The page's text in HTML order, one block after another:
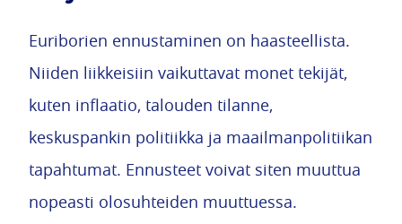
Euriborien ennustaminen on haasteellista.
Niiden liikkeisiin vaikuttavat monet tekijät,
kuten inflaatio, talouden tilanne,
keskuspankin politiikka ja maailmanpolitiikan
tapahtumat. Ennusteet voivat siten muuttua
nopeasti olosuhteiden muuttuessa.